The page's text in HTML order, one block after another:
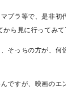
プラ等で、是非初
ら見に行ってみて
そっちの方が、何
ですが、映画のエ